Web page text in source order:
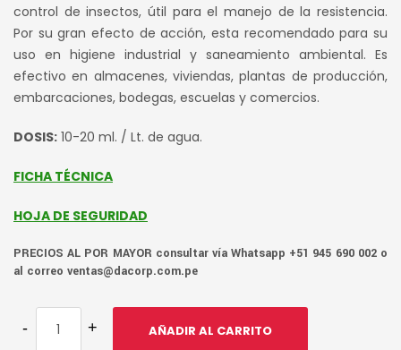
control de insectos, útil para el manejo de la resistencia.
Por su gran efecto de acción, esta recomendado para su
uso en higiene industrial y saneamiento ambiental. Es
efectivo en almacenes, viviendas, plantas de producción,
embarcaciones, bodegas, escuelas y comercios.
DOSIS: 10-20 ml. / Lt. de agua.
FICHA TÉCNICA
HOJA DE SEGURIDAD
PRECIOS AL POR MAYOR consultar vía Whatsapp +51 945 690 002 o
al correo ventas@dacorp.com.pe
AÑADIR AL CARRITO